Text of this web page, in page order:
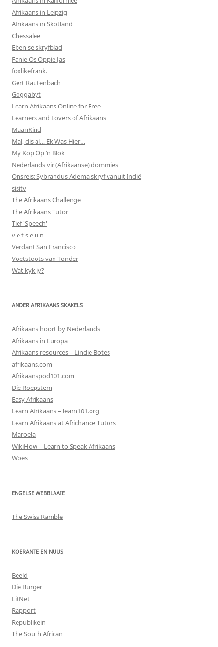
Afrikaans in Leipzig
Afrikaans in Skotland
Chessalee
Eben se skryfblad
Fanie Os Oppie Jas
foxlikefrank.
Gert Rautenbach
Goggabyt
Learn Afrikaans Online for Free
Learners and Lovers of Afrikaans
MaanKind
Mal, dis al… Ek Was Hier…
My Kop Op ‘n Blok
Nederlands vir (Afrikaanse) dommies
Onsreis: Sybrandus Adema skryf vanuit Indië
sisitv
The Afrikaans Challenge
The Afrikaans Tutor
Tief 'Speech'
v e t s e u n
Verdant San Francisco
Voetstoots van Tonder
Wat kyk jy?
ANDER AFRIKAANS SKAKELS
Afrikaans hoort by Nederlands
Afrikaans in Europa
Afrikaans resources – Lindie Botes
afrikaans.com
Afrikaanspod101.com
Die Roepstem
Easy Afrikaans
Learn Afrikaans – learn101.org
Learn Afrikaans at Africhance Tutors
Maroela
WikiHow – Learn to Speak Afrikaans
Woes
ENGELSE WEBBLAAIE
The Swiss Ramble
KOERANTE EN NUUS
Beeld
Die Burger
LitNet
Rapport
Republikein
The South African